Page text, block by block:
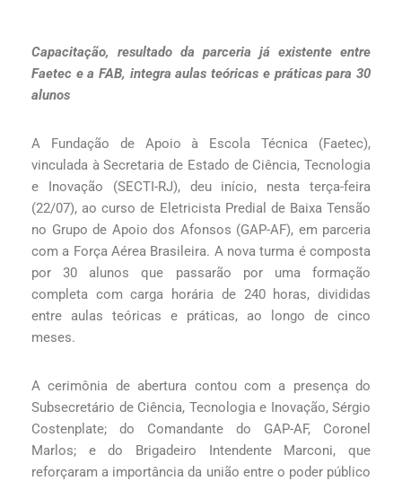
Capacitação, resultado da parceria já existente entre
Faetec e a FAB, integra aulas teóricas e práticas para 30
alunos
A Fundação de Apoio à Escola Técnica (Faetec),
vinculada à Secretaria de Estado de Ciência, Tecnologia
e Inovação (SECTI-RJ), deu início, nesta terça-feira
(22/07), ao curso de Eletricista Predial de Baixa Tensão
no Grupo de Apoio dos Afonsos (GAP-AF), em parceria
com a Força Aérea Brasileira. A nova turma é composta
por 30 alunos que passarão por uma formação
completa com carga horária de 240 horas, divididas
entre aulas teóricas e práticas, ao longo de cinco
meses.
A cerimônia de abertura contou com a presença do
Subsecretário de Ciência, Tecnologia e Inovação, Sérgio
Costenplate; do Comandante do GAP-AF, Coronel
Marlos; e do Brigadeiro Intendente Marconi, que
reforçaram a importância da união entre o poder público